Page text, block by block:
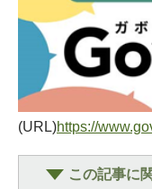
(URL)https://
この記事に